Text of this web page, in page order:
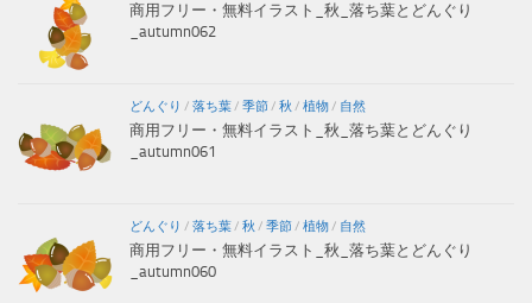
商用フリー・無料イラスト_秋_落ち葉とどんぐり
_autumn062
どんぐり / 落ち葉/ 季節/ 秋 / 植物/ 自然
商用フリー・無料イラスト_秋_落ち葉とどんぐり
_autumn061
どんぐり / 落ち葉/ 秋 / 季節/ 植物/ 自然
商用フリー・無料イラスト_秋_落ち葉とどんぐり
_autumn060